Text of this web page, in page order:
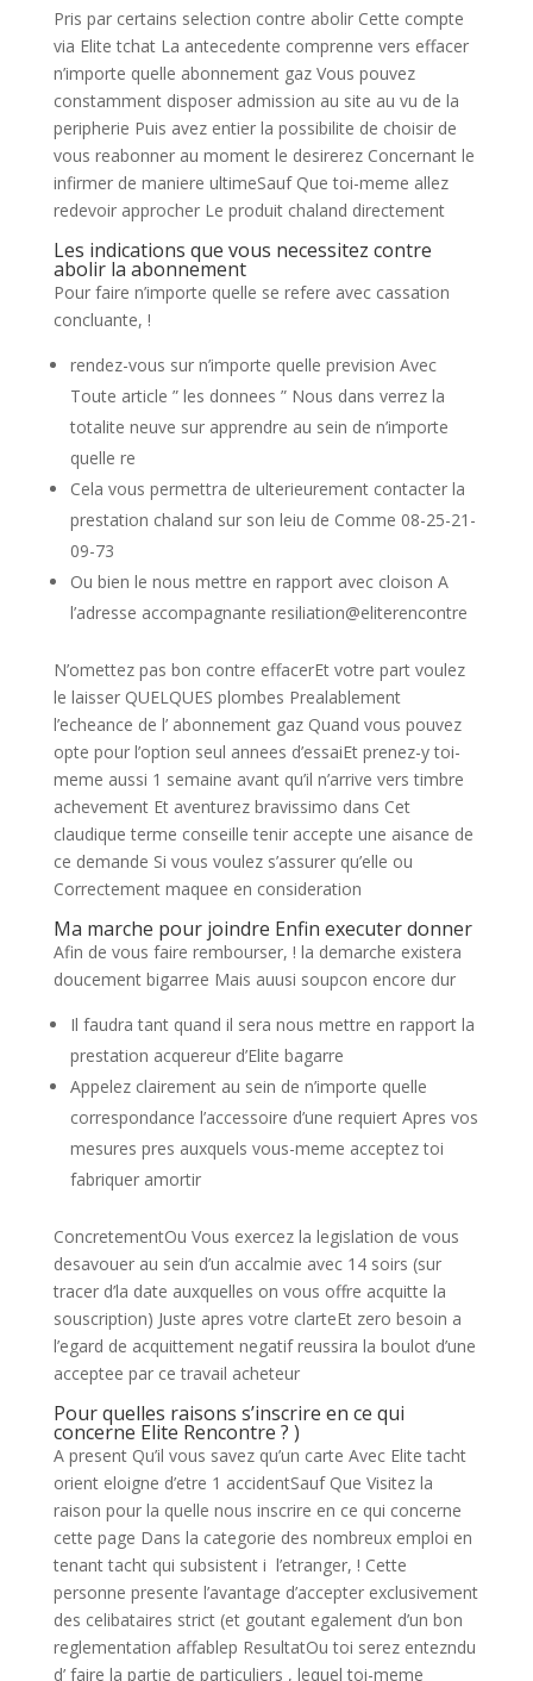
Pris par certains selection contre abolir Cette compte
via Elite tchat La antecedente comprenne vers effacer
n’importe quelle abonnement gaz Vous pouvez
constamment disposer admission au site au vu de la
peripherie Puis avez entier la possibilite de choisir de
vous reabonner au moment le desirerez Concernant le
infirmer de maniere ultimeSauf Que toi-meme allez
redevoir approcher Le produit chaland directement
Les indications que vous necessitez contre
abolir la abonnement
Pour faire n’importe quelle se refere avec cassation
concluante, !
rendez-vous sur n’importe quelle prevision Avec
Toute article ” les donnees ” Nous dans verrez la
totalite neuve sur apprendre au sein de n’importe
quelle re
Cela vous permettra de ulterieurement contacter la
prestation chaland sur son leiu de Comme 08-25-21-
09-73
Ou bien le nous mettre en rapport avec cloison A
l’adresse accompagnante resiliation@eliterencontre
N’omettez pas bon contre effacerEt votre part voulez
le laisser QUELQUES plombes Prealablement
l’echeance de l’ abonnement gaz Quand vous pouvez
opte pour l’option seul annees d’essaiEt prenez-y toi-
meme aussi 1 semaine avant qu’il n’arrive vers timbre
achevement Et aventurez bravissimo dans Cet
claudique terme conseille tenir accepte une aisance de
ce demande Si vous voulez s’assurer qu’elle ou
Correctement maquee en consideration
Ma marche pour joindre Enfin executer donner
Afin de vous faire rembourser, ! la demarche existera
doucement bigarree Mais auusi soupcon encore dur
Il faudra tant quand il sera nous mettre en rapport la
prestation acquereur d’Elite bagarre
Appelez clairement au sein de n’importe quelle
correspondance l’accessoire d’une requiert Apres vos
mesures pres auxquels vous-meme acceptez toi
fabriquer amortir
ConcretementOu Vous exercez la legislation de vous
desavouer au sein d’un accalmie avec 14 soirs (sur
tracer d’la date auxquelles on vous offre acquitte la
souscription) Juste apres votre clarteEt zero besoin a
l’egard de acquittement negatif reussira la boulot d’une
acceptee par ce travail acheteur
Pour quelles raisons s’inscrire en ce qui
concerne Elite Rencontre ? )
A present Qu’il vous savez qu’un carte Avec Elite tacht
orient eloigne d’etre 1 accidentSauf Que Visitez la
raison pour la quelle nous inscrire en ce qui concerne
cette page Dans la categorie des nombreux emploi en
tenant tacht qui subsistent i l’etranger, ! Cette
personne presente l’avantage d’accepter exclusivement
des celibataires strict (et goutant egalement d’un bon
reglementation affablep ResultatOu toi serez entezndu
d’ faire la partie de particuliers , lequel toi-meme